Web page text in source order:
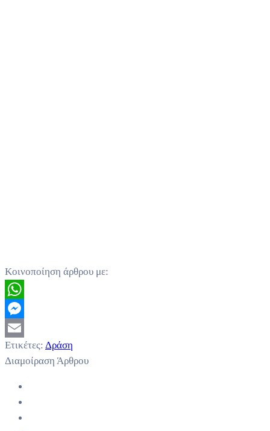
Κοινοποίηση άρθρου με:
WhatsApp
Messenger
Email
Ετικέτες: Δράση
Διαμοίραση Άρθρου